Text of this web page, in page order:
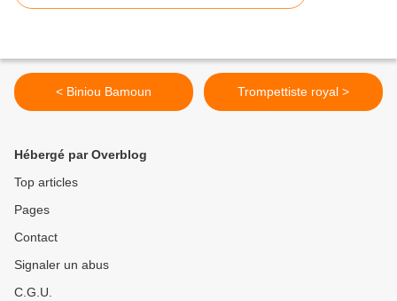
< Biniou Bamoun Trompettiste royal >
Hébergé par Overblog
Top articles
Pages
Contact
Signaler un abus
C.G.U.